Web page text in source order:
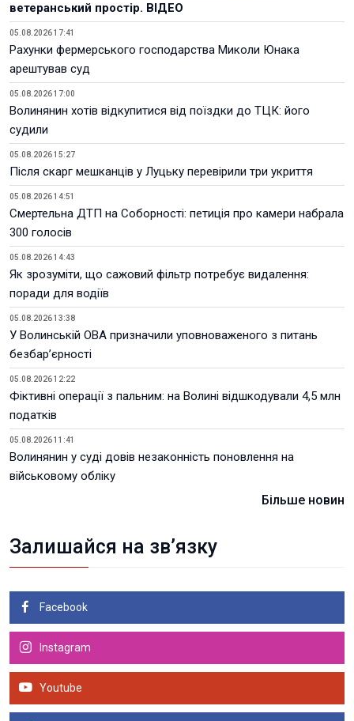
ветеранський простір. ВІДЕО
05.08.2026 17:41
Рахунки фермерського господарства Миколи Юнака
арештував суд
05.08.2026 17:00
Волинянин хотів відкупитися від поїздки до ТЦК: його
судили
05.08.2026 15:27
Після скарг мешканців у Луцьку перевірили три укриття
05.08.2026 14:51
Смертельна ДТП на Соборності: петиція про камери набрала
300 голосів
05.08.2026 14:43
Як зрозуміти, що сажовий фільтр потребує видалення:
поради для водіїв
05.08.2026 13:38
У Волинській ОВА призначили уповноваженого з питань
безбар’єрності
05.08.2026 12:22
Фіктивні операції з пальним: на Волині відшкодували 4,5 млн
податків
05.08.2026 11:41
Волинянин у суді довів незаконність поновлення на
військовому обліку
Більше новин
Залишайся на зв’язку
Facebook
Instagram
Youtube